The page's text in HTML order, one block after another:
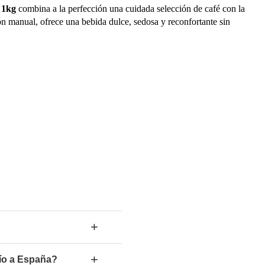
1kg combina a la perfección una cuidada selección de café con la
manual, ofrece una bebida dulce, sedosa y reconfortante sin
+
a España? +